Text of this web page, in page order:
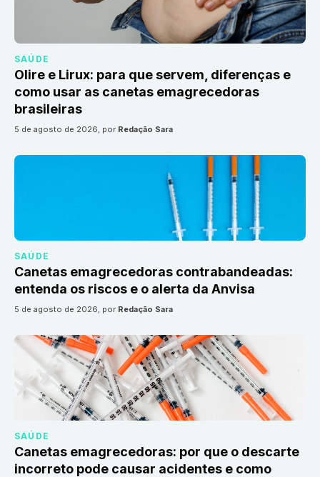
SAÚDE
Olire e Lirux: para que servem, diferenças e
como usar as canetas emagrecedoras
brasileiras
5 de agosto de 2026, por Redação Sara
SAÚDE
Canetas emagrecedoras contrabandeadas:
entenda os riscos e o alerta da Anvisa
5 de agosto de 2026, por Redação Sara
SAÚDE
Canetas emagrecedoras: por que o descarte
incorreto pode causar acidentes e como